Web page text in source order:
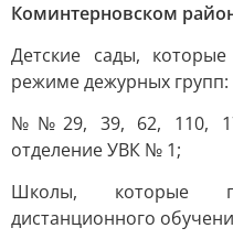
Коминтерновском
Детские сады,
режиме дежурных групп:
№№29, 39, 62, 110,
отделение УВК № 1;
Школы, которые
дистанционного